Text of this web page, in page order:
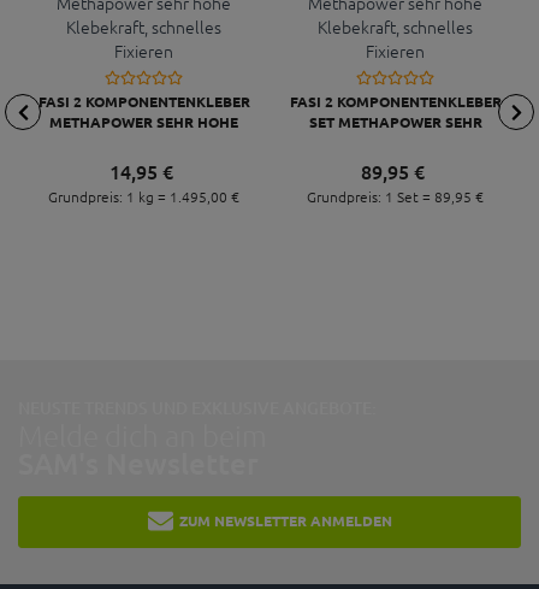
FASI 2 KOMPONENTENKLEBER
METHAPOWER SEHR HOHE
FIXIEREN
14,95 €
Grundpreis: 1 kg = 1.495,00 €
FASI 2 KOMPONENTENKLEBER
SET METHAPOWER SEHR
SCHNELLES FIXIEREN
89,95 €
Grundpreis: 1 Set = 89,95 €
ZUM NEWSLETTER ANMELDEN